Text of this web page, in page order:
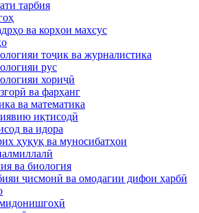
тарбия
ва корҳои махсус
тоҷик ва журналистика
рус
хориҷӣ
ва фарҳанг
ва математика
иқтисодӣ
ва идора
ҳуқуқ ва муносибатҳои
ва биология
ҷисмонӣ ва омодагии дифои ҳарбӣ